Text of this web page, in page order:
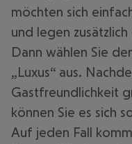
möchten sich
und legen
Dann wählen Sie
„Luxus“ aus.
Gastfreundlichkeit
können Sie es sich
Auf jeden Fall